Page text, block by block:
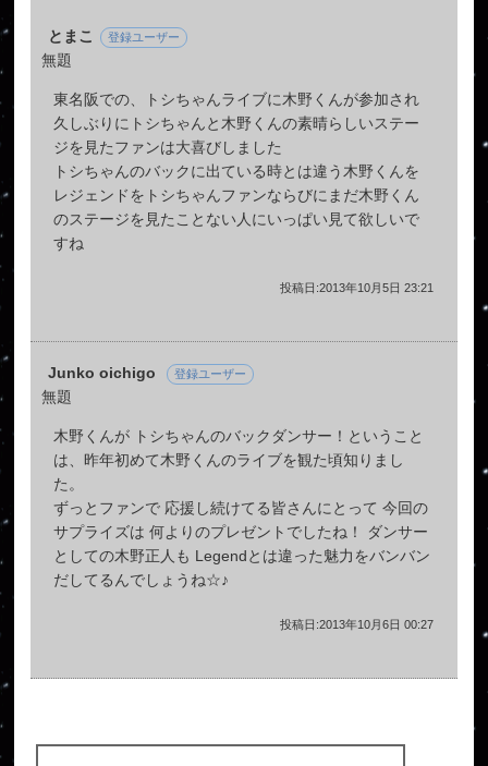
とまこ 登録ユーザー
無題
東名阪での、トシちゃんライブに木野くんが参加され
久しぶりにトシちゃんと木野くんの素晴らしいステー
ジを見たファンは大喜びしました
トシちゃんのバックに出ている時とは違う木野くんを
レジェンドをトシちゃんファンならびにまだ木野くん
のステージを見たことない人にいっぱい見て欲しいで
すね
投稿日:2013年10月5日 23:21
Junko oichigo 登録ユーザー
無題
木野くんが トシちゃんのバックダンサー！ということ
は、昨年初めて木野くんのライブを観た頃知りまし
た。
ずっとファンで 応援し続けてる皆さんにとって 今回の
サプライズは 何よりのプレゼントでしたね！ ダンサー
としての木野正人も Legendとは違った魅力をバンバン
だしてるんでしょうね☆♪
投稿日:2013年10月6日 00:27